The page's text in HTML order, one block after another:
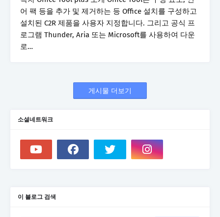
어 팩 등을 추가 및 제거하는 등 Office 설치를 구성하고
설치된 C2R 제품을 사용자 지정합니다. 그리고 공식 프
로그램 Thunder, Aria 또는 Microsoft를 사용하여 다운
로…
게시물 더보기
소셜네트워크
이 블로그 검색